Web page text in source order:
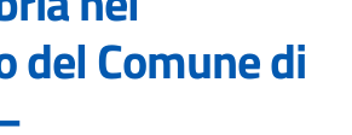
Comune di